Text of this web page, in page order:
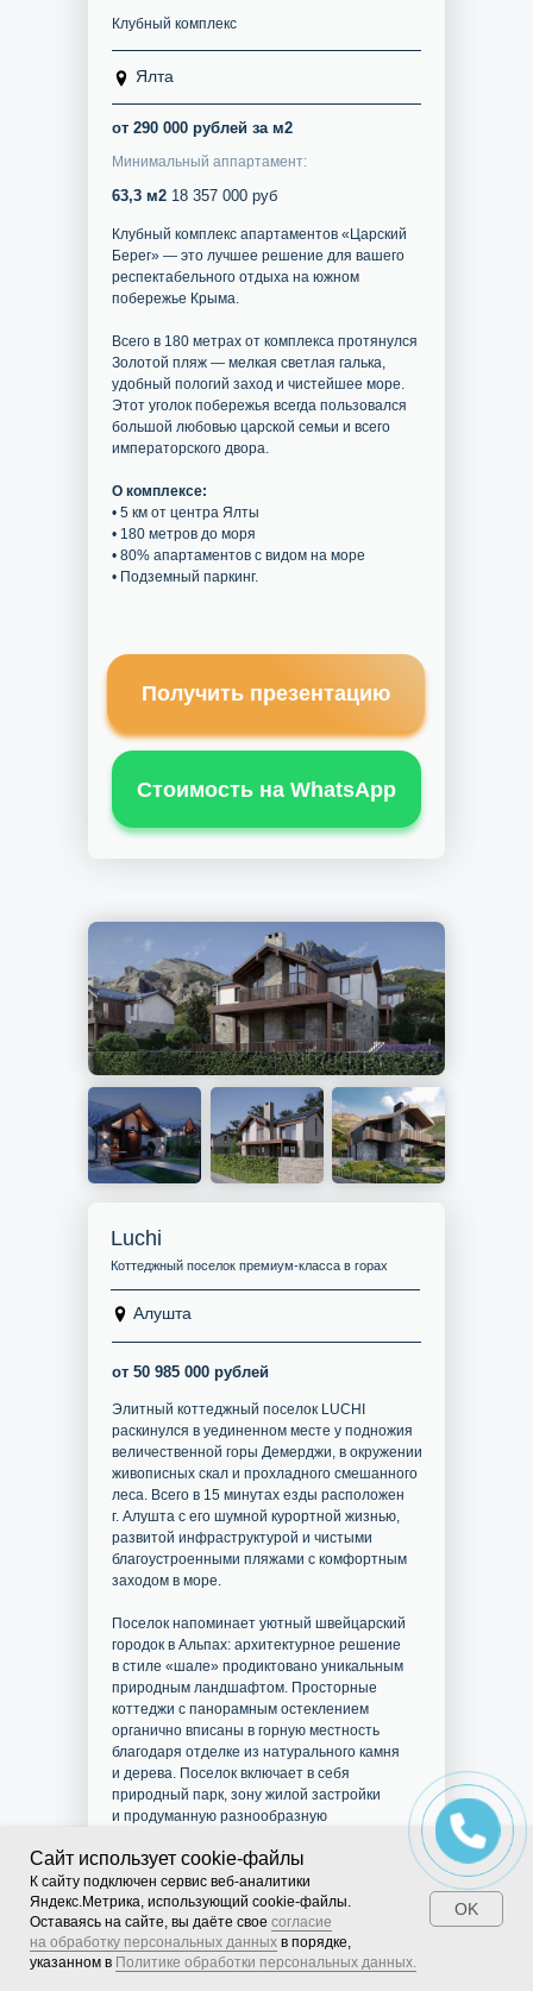
Сайт использует cookie-файлы
К cайту подключен сервис веб-аналитики
Яндекс.Метрика, использующий cookie-файлы.
Оставаясь на сайте, вы даёте свое согласие
на обработку персональных данных в порядке,
указанном в Политике обработки персональных данных.
OK
от 290 000 рублей за м2
Клубный комплекс
Минимальный аппартамент:
Клубный комплекс апартаментов «Царский
Берег» — это лучшее решение для вашего
респектабельного отдыха на южном
побережье Крыма.
Всего в 180 метрах от комплекса протянулся
Золотой пляж — мелкая светлая галька,
удобный пологий заход и чистейшее море.
Этот уголок побережья всегда пользовался
большой любовью царской семьи и всего
императорского двора.
О комплексе:
• 5 км от центра Ялты
• 180 метров до моря
• 80% апартаментов с видом на море
• Подземный паркинг.
63,3 м2 18 357 000 руб
Ялта
Получить презентацию
Стоимость на WhatsApp
Luchi
от 50 985 000 рублей
Коттеджный поселок премиум-класса в горах
Элитный коттеджный поселок LUCHI
раскинулся в уединенном месте у подножия
величественной горы Демерджи, в окружении
живописных скал и прохладного смешанного
леса. Всего в 15 минутах езды расположен
г. Алушта с его шумной курортной жизнью,
развитой инфраструктурой и чистыми
благоустроенными пляжами с комфортным
заходом в море.
Поселок напоминает уютный швейцарский
городок в Альпах: архитектурное решение
в стиле «шале» продиктовано уникальным
природным ландшафтом. Просторные
коттеджи с панорамным остеклением
органично вписаны в горную местность
благодаря отделке из натурального камня
и дерева. Поселок включает в себя
природный парк, зону жилой застройки
и продуманную разнообразную
инфраструктуру для постоянного проживания
и отдыха.
Алушта